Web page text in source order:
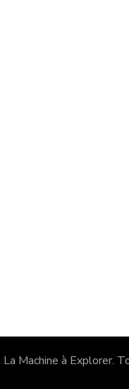
La Machine à Explorer.